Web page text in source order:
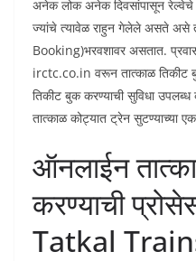
अनेक लोक अनेक दिवसांपासून
ज्यांचे त्यावेळ राहुन गेलेले असते असे
Booking)भरवशावर असतात.
irctc.co.in वरून तात्काळ तिकीट
तिकीट बुक करण्याची सुविधा
तात्काळ कोट्यात ट्रेन सुटण्याच्या
ऑनलाईन
करण्याची
Tatkal